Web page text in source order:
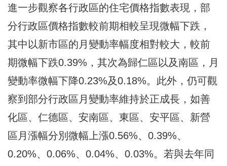
進一步觀察各行政區的住宅價格指數表現，部
分行政區價格指數較前期相較呈現微幅下跌，
其中以新市區的月變動率幅度相對較大，較前
期微幅下跌0.39%，其次為歸仁區以及南區，月
變動率微幅下降0.23%及0.18%。此外，仍可觀
察到部分行政區月變動率維持於正成長，如善
化區、仁德區、安南區、東區、安平區、新營
區月漲幅分別微幅上漲0.56%、0.39%、
0.20%、0.06%、0.04%、0.03%。若與去年同